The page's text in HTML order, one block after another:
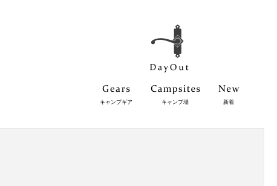
キャンプギア キャンプ場 新着